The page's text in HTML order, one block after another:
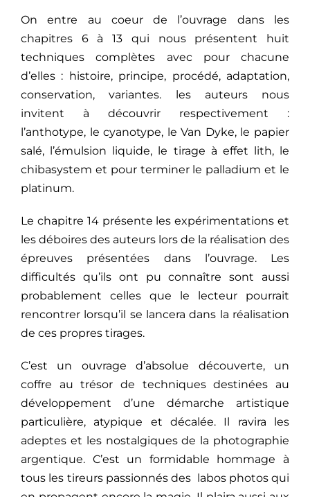
On entre au coeur de l’ouvrage dans les
chapitres 6 à 13 qui nous présentent huit
techniques complètes avec pour chacune
d’elles : histoire, principe, procédé, adaptation,
conservation, variantes. les auteurs nous
invitent à découvrir respectivement :
l’anthotype, le cyanotype, le Van Dyke, le papier
salé, l’émulsion liquide, le tirage à effet lith, le
chibasystem et pour terminer le palladium et le
platinum.
Le chapitre 14 présente les expérimentations et
les déboires des auteurs lors de la réalisation des
épreuves présentées dans l’ouvrage. Les
difficultés qu’ils ont pu connaître sont aussi
probablement celles que le lecteur pourrait
rencontrer lorsqu’il se lancera dans la réalisation
de ces propres tirages.
C’est un ouvrage d’absolue découverte, un
coffre au trésor de techniques destinées au
développement d’une démarche artistique
particulière, atypique et décalée. Il ravira les
adeptes et les nostalgiques de la photographie
argentique. C’est un formidable hommage à
tous les tireurs passionnés des labos photos qui